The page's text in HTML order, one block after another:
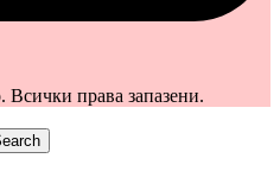
права запазени.